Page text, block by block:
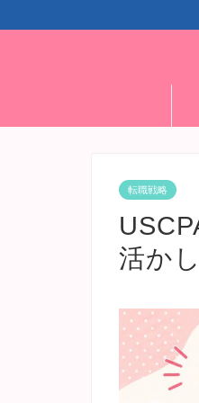
転職戦略
活か